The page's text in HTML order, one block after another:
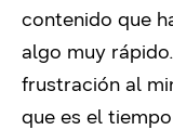
contenido que
algo muy
frustración al
que es el